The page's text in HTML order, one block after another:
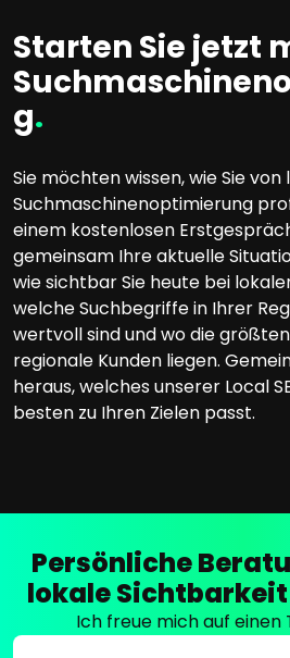
Starten Sie jetzt
g.
Sie möchten wissen, wie Sie von
Suchmaschinenoptimierung
einem kostenlosen
gemeinsam Ihre aktuelle
wie sichtbar Sie heute bei
welche Suchbegriffe in Ihrer
wertvoll sind und wo die
regionale Kunden liegen.
heraus, welches unserer Local
besten zu Ihren Zielen passt.
Persönliche
lokale
Ich freue mich auf einen